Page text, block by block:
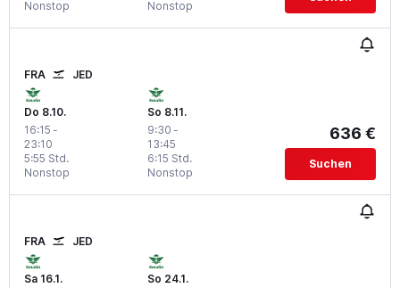
Nonstop Nonstop
FRA JED
Do 8.10.
16:15 -
23:10
Nonstop
5:55 Std.
So 8.11.
9:30 -
13:45
Nonstop
6:15 Std.
636 €
Suchen
FRA JED
Sa 16.1.
So 24.1.